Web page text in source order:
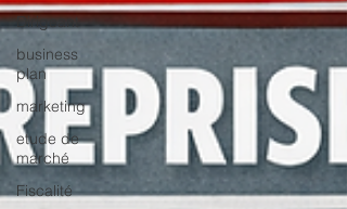
Dirigeant
business
plan
marketing
etude de
marché
Fiscalité